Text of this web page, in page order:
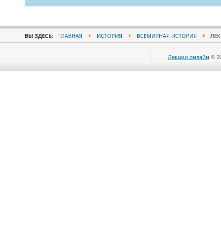
ВЫ ЗДЕСЬ: ГЛАВНАЯ ИСТОРИЯ ВСЕМИРНАЯ ИСТОРИЯ
Лекции онлайн ©